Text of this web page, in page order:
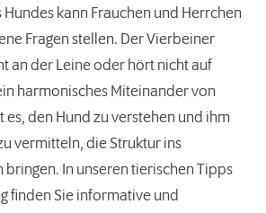
Hundes kann Frauchen und Herrchen
Fragen stellen. Der Vierbeiner
an der Leine oder hört nicht auf
harmonisches Miteinander von
es, den Hund zu verstehen und ihm
vermitteln, die Struktur ins
bringen. In unseren tierischen Tipps
finden Sie informative und